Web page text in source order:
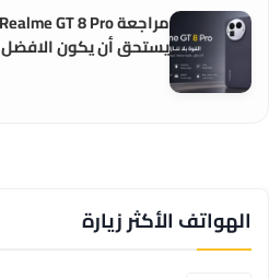
يستحق أن يكون الافضل
الهواتف الأكثر زيارة